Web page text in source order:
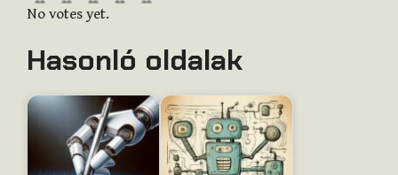
a
e
h
i
No votes yet.
Hasonló oldalak